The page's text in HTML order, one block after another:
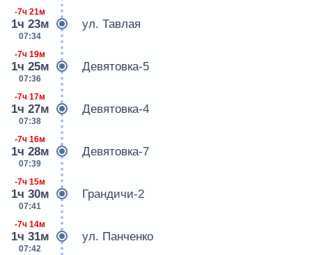
-7ч 21м
1ч 23м
07:34
ул. Тавлая
-7ч 19м
1ч 25м
07:36
Девятовка-5
-7ч 17м
1ч 27м
07:38
Девятовка-4
-7ч 16м
1ч 28м
07:39
Девятовка-7
-7ч 15м
1ч 30м
07:41
Грандичи-2
-7ч 14м
1ч 31м
07:42
ул. Панченко